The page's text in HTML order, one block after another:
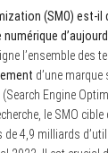
(SMO) est-il
l’ensemble des
d’une
(Search Engine
le SMO cible
4,9 milliards